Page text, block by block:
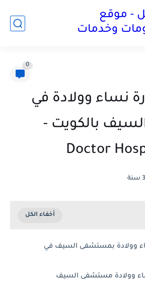
- موقع
وخدمات
0
نساء وولادة في
بالكويت -
Doctor
وولادة بمستشفى السيف في
وولادة مستشفى السيف